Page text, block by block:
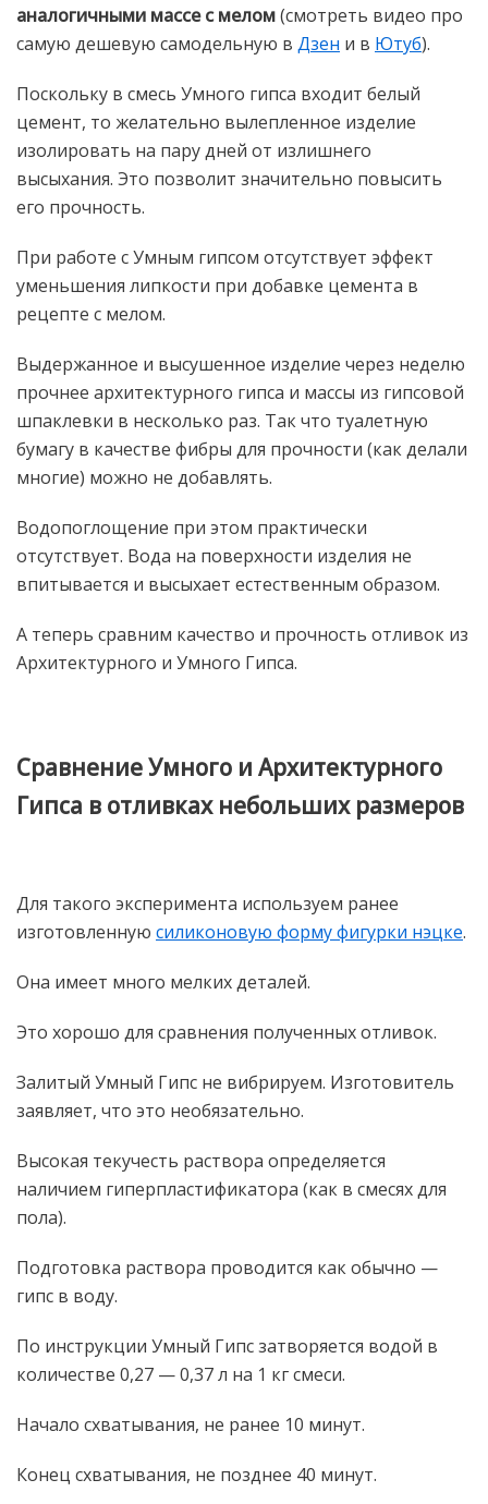
аналогичными массе с мелом(смотреть видео про
самую дешевую самодельную в Дзен и в Ютуб).
Поскольку в смесь Умного гипса входит белый
цемент, то желательно вылепленное изделие
изолировать на пару дней от излишнего
высыхания. Это позволит значительно повысить
его прочность.
При работе с Умным гипсом отсутствует эффект
уменьшения липкости при добавке цемента в
рецепте с мелом.
Выдержанное и высушенное изделие через неделю
прочнее архитектурного гипса и массы из гипсовой
шпаклевки в несколько раз. Так что туалетную
бумагу в качестве фибры для прочности (как делали
многие) можно не добавлять.
Водопоглощение при этом практически
отсутствует. Вода на поверхности изделия не
впитывается и высыхает естественным образом.
А теперь сравним качество и прочность отливок из
Архитектурного и Умного Гипса.
Сравнение Умного и Архитектурного
Гипса в отливках небольших размеров
Для такого эксперимента используем ранее
изготовленную силиконовую форму фигурки нэцке.
Она имеет много мелких деталей.
Это хорошо для сравнения полученных отливок.
Залитый Умный Гипс не вибрируем. Изготовитель
заявляет, что это необязательно.
Высокая текучесть раствора определяется
наличием гиперпластификатора (как в смесях для
пола).
Подготовка раствора проводится как обычно —
гипс в воду.
По инструкции Умный Гипс затворяется водой в
количестве 0,27 — 0,37 л на 1 кг смеси.
Начало схватывания, не ранее 10 минут.
Конец схватывания, не позднее 40 минут.